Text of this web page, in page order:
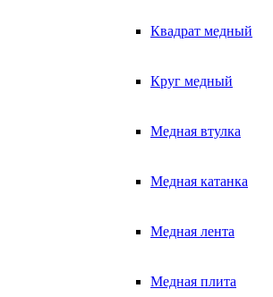
Квадрат медный
Круг медный
Медная втулка
Медная катанка
Медная лента
Медная плита